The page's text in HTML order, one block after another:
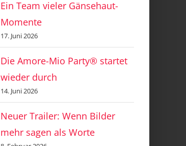
Ein Team vieler Gänsehaut-
Momente
17. Juni 2026
Die Amore-Mio Party® startet
wieder durch
14. Juni 2026
Neuer Trailer: Wenn Bilder
mehr sagen als Worte